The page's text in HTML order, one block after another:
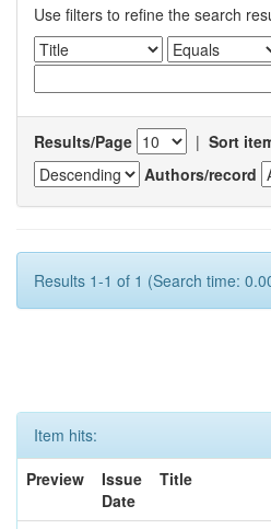
Use filters to refine the search
Results/Page | Sort
Authors/record
Results 1-1 of 1 (Search time:
Item hits:
Preview
Issue
Date
Title